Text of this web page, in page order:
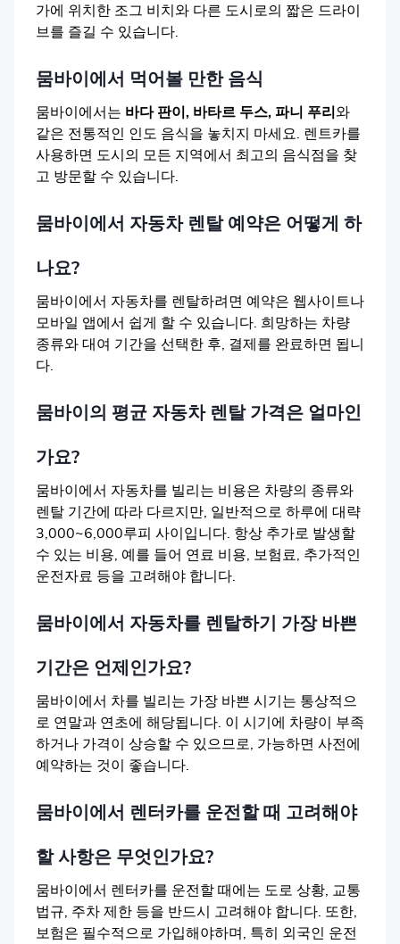
가에 위치한 조그 비치와 다른 도시로의 짧은 드라이
브를 즐길 수 있습니다.
뭄바이에서 먹어볼 만한 음식
뭄바이에서는 바다 판이, 바타르 두스, 파니 푸리와
같은 전통적인 인도 음식을 놓치지 마세요. 렌트카를
사용하면 도시의 모든 지역에서 최고의 음식점을 찾
고 방문할 수 있습니다.
뭄바이에서 자동차 렌탈 예약은 어떻게 하
나요?
뭄바이에서 자동차를 렌탈하려면 예약은 웹사이트나
모바일 앱에서 쉽게 할 수 있습니다. 희망하는 차량
종류와 대여 기간을 선택한 후, 결제를 완료하면 됩니
다.
뭄바이의 평균 자동차 렌탈 가격은 얼마인
가요?
뭄바이에서 자동차를 빌리는 비용은 차량의 종류와
렌탈 기간에 따라 다르지만, 일반적으로 하루에 대략
3,000~6,000루피 사이입니다. 항상 추가로 발생할
수 있는 비용, 예를 들어 연료 비용, 보험료, 추가적인
운전자료 등을 고려해야 합니다.
뭄바이에서 자동차를 렌탈하기 가장 바쁜
기간은 언제인가요?
뭄바이에서 차를 빌리는 가장 바쁜 시기는 통상적으
로 연말과 연초에 해당됩니다. 이 시기에 차량이 부족
하거나 가격이 상승할 수 있으므로, 가능하면 사전에
예약하는 것이 좋습니다.
뭄바이에서 렌터카를 운전할 때 고려해야
할 사항은 무엇인가요?
뭄바이에서 렌터카를 운전할 때에는 도로 상황, 교통
법규, 주차 제한 등을 반드시 고려해야 합니다. 또한,
보험은 필수적으로 가입해야하며, 특히 외국인 운전